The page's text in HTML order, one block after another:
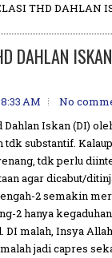
THD DAHLAN
DAHLAN
8:33 AM
No
Iskan (DI)
tdk substantif.
tdk perlu
agar dicabut/
2 semakin
2 hanya
DI malah, Insya
jadi capres